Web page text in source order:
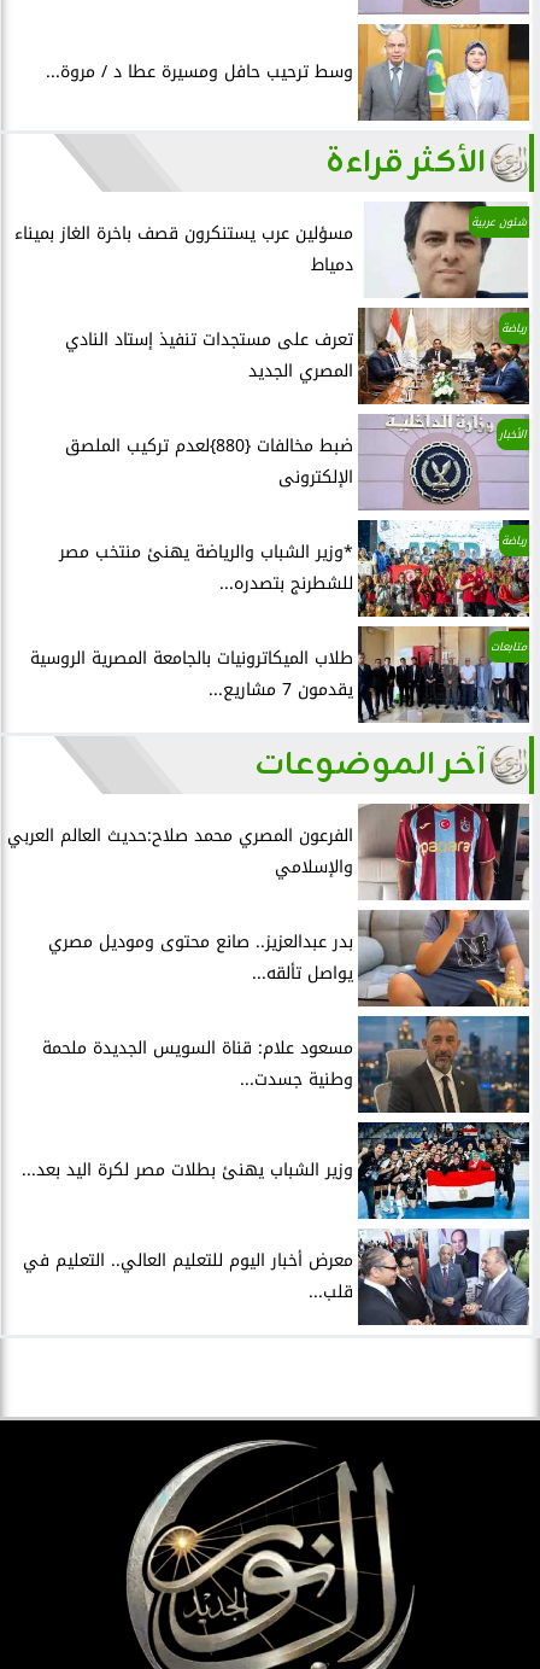
وسط ترحيب حافل ومسيرة عطا د / مروة...
الأكثر قراءة
شئون عربية
مسؤلين عرب يستنكرون قصف باخرة الغاز بميناء
دمياط
رياضة
تعرف على مستجدات تنفيذ إستاد النادي
المصري الجديد
الأخبار
ضبط مخالفات {880}لعدم تركيب الملصق
الإلكترونى
رياضة
*وزير الشباب والرياضة يهنئ منتخب مصر
للشطرنج بتصدره...
متابعات
طلاب الميكاترونيات بالجامعة المصرية الروسية
يقدمون 7 مشاريع...
آخر الموضوعات
الفرعون المصري محمد صلاح:حديث العالم العربي
والإسلامي
بدر عبدالعزيز.. صانع محتوى وموديل مصري
يواصل تألقه...
مسعود علام: قناة السويس الجديدة ملحمة
وطنية جسدت...
وزير الشباب يهنئ بطلات مصر لكرة اليد بعد...
معرض أخبار اليوم للتعليم العالي.. التعليم في
قلب...